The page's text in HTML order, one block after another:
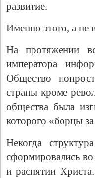
развитие.
Именно этого, а не
На протяжении
императора
Общество
страны кроме
общества была
которого «борцы
Некогда
сформировались
и распятии